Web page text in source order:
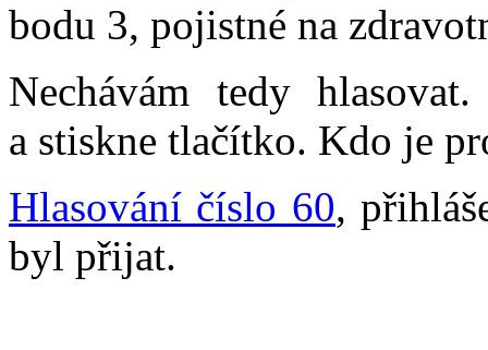
bodu 3, pojistné na
Nechávám tedy
a stiskne tlačítko. Kdo je
Hlasování číslo 60,
byl přijat.